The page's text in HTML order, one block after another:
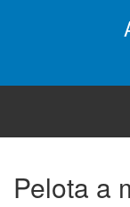
Pelota a